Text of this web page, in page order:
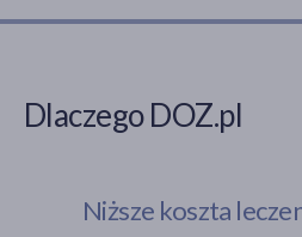
Dlaczego DOZ.pl
Niższe koszta